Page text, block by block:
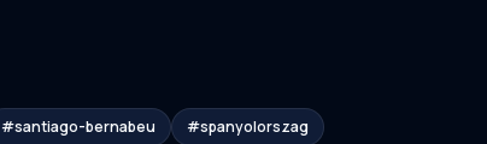
#santiago-bernabeu #spanyolorszag